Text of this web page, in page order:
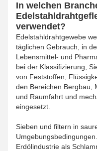
In welchen
verwendet?
Edelstahldrahtgewebe
täglichen Gebrauch, in
Lebensmittel- und
bei der Klassifizierung,
von Feststoffen,
den Bereichen Bergbau,
und Raumfahrt und
eingesetzt.
Sieben und filtern in
Umgebungsbedingungen.
Erdölindustrie als